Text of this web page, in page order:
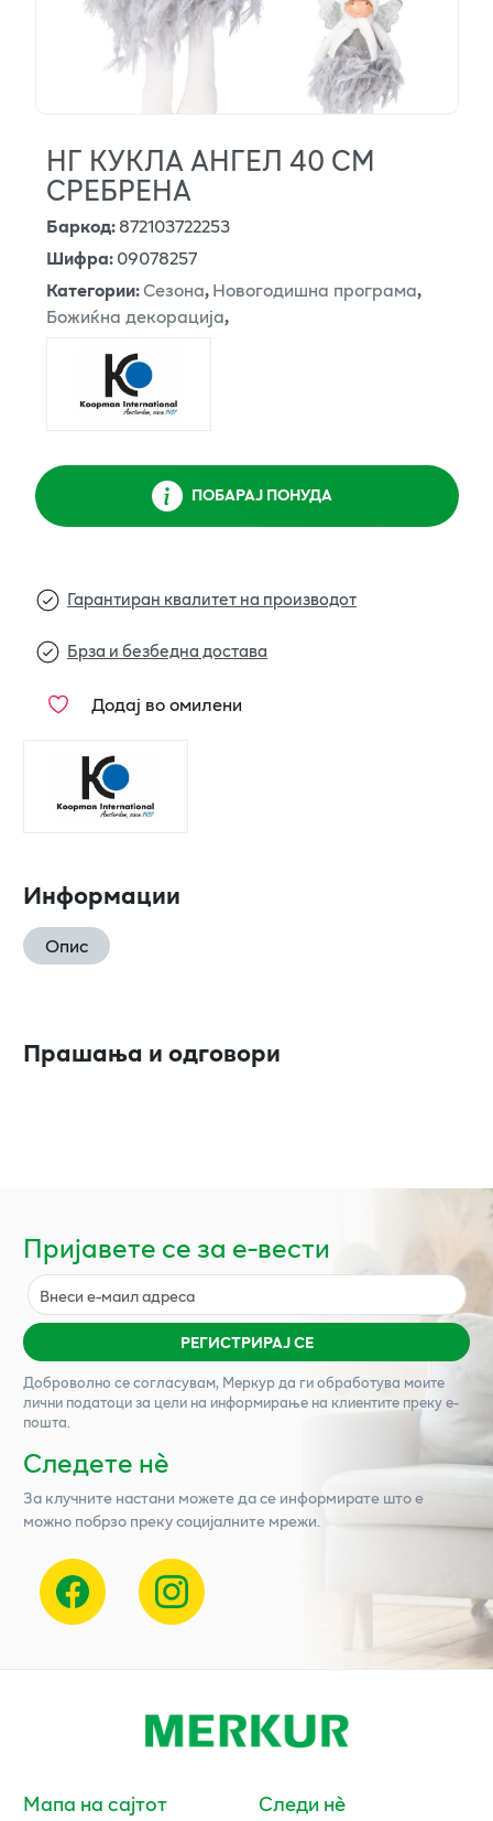
НГ КУКЛА АНГЕЛ 40 СМ
СРЕБРЕНА
Баркод:872103722253
Шифра:09078257
Категории:Сезона,Новогодишна програма,
Божиќна декорација,
ПОБАРАЈ ПОНУДА
Гарантиран квалитет на производот
Брза и безбедна достава
Додај во омилени
Информации
Опис
Прашања и одговори
Пријавете се за е-вести
РЕГИСТРИРАЈ СЕ
Доброволно се согласувам, Меркурда ги обработува моите
лични податоци за цели на информирање на клиентите преку е-
пошта.
Следете нѐ
За клучните настани можете да се информирате што е
можно побрзо преку социјалните мрежи.
Мапа на сајтот Следи нè